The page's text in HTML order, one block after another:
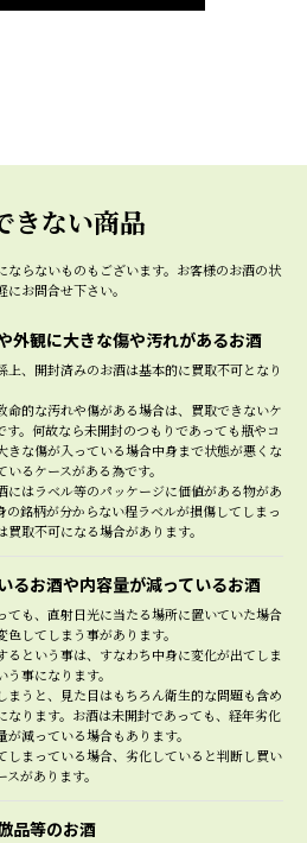
きない商品
らないものもございます。 お客様のお酒の状
お問合せ下さい。
外観に大きな傷や汚れがあるお酒
上、開封済みのお酒は基本的に買取不可となり
命的な汚れや傷がある場合は、買取できないケ
す。何故なら未開封のつもりであっても瓶やコ
きな傷が入っている場合中身まで状態が悪くな
いるケースがある為です。
にはラベル等のパッケージに価値がある物があ
の銘柄が分からない程ラベルが損傷してしまっ
買取不可になる場合があります。
るお酒や内容量が減っているお酒
ても、直射日光に当たる場所に置いていた場合
色してしまう事があります。
るという事は、すなわち中身に変化が出てしま
う事になります。
まうと、見た目はもちろん衛生的な問題も含め
なります。お酒は未開封であっても、経年劣化
が減っている場合もあります。
しまっている場合、劣化していると判断し買い
があります。
品等のお酒